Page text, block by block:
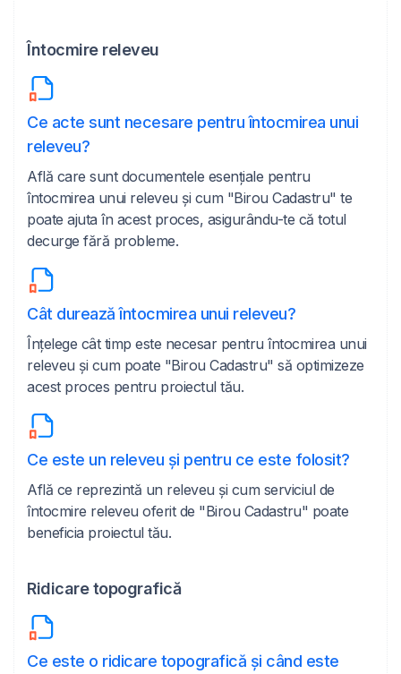
Întocmire releveu
Ce acte sunt necesare pentru întocmirea unui
releveu?
Află care sunt documentele esențiale pentru
întocmirea unui releveu și cum "Birou Cadastru" te
poate ajuta în acest proces, asigurându-te că totul
decurge fără probleme.
Cât durează întocmirea unui releveu?
Înțelege cât timp este necesar pentru întocmirea unui
releveu și cum poate "Birou Cadastru" să optimizeze
acest proces pentru proiectul tău.
Ce este un releveu și pentru ce este folosit?
Află ce reprezintă un releveu și cum serviciul de
întocmire releveu oferit de "Birou Cadastru" poate
beneficia proiectul tău.
Ridicare topografică
Ce este o ridicare topografică și când este